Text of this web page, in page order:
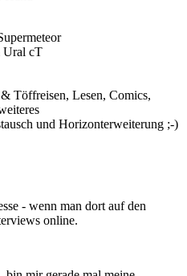
cT
Töffreisen, Lesen, Comics,
und Horizonterweiterung ;-)
- wenn man dort auf den
online.